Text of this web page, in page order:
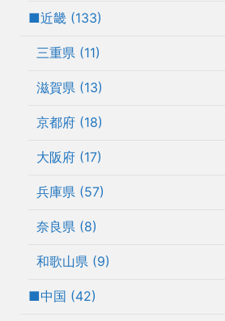
■近畿 (133)
三重県 (11)
滋賀県 (13)
京都府 (18)
大阪府 (17)
兵庫県 (57)
奈良県 (8)
和歌山県 (9)
■中国 (42)